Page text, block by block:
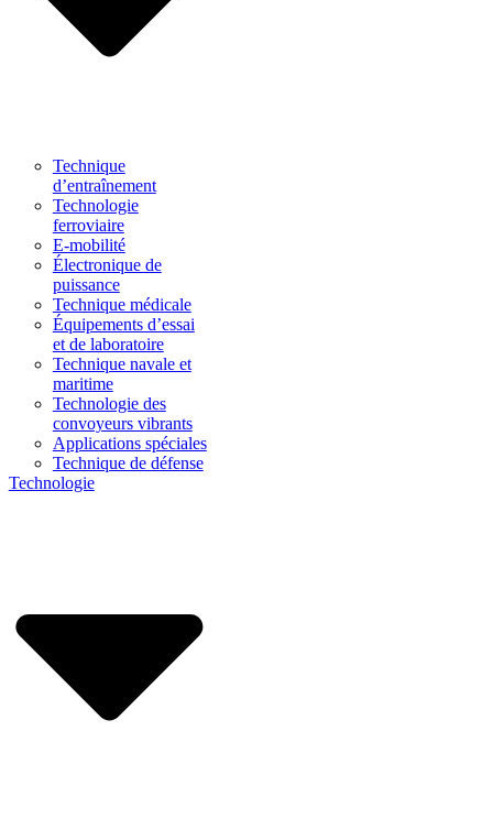
Technique
d’entraînement
Technologie
ferroviaire
E-mobilité
Électronique de
puissance
Technique médicale
Équipements d’essai
et de laboratoire
Technique navale et
maritime
Technologie des
convoyeurs vibrants
Applications spéciales
Technique de défense
Technologie